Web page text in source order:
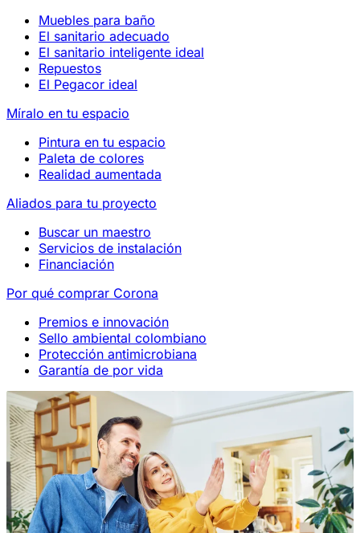
Muebles para baño
El sanitario adecuado
El sanitario inteligente ideal
Repuestos
El Pegacor ideal
Míralo en tu espacio
Pintura en tu espacio
Paleta de colores
Realidad aumentada
Aliados para tu proyecto
Buscar un maestro
Servicios de instalación
Financiación
Por qué comprar Corona
Premios e innovación
Sello ambiental colombiano
Protección antimicrobiana
Garantía de por vida